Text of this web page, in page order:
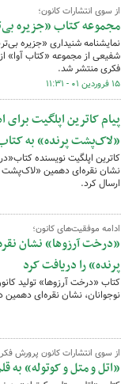
از سوی انتشارات کانون؛
مجموعه کتاب «جزیره
نمایشنامه شنیداری «جزیره
شفیعی از مجموعه‌ «کتاب ‌آوا»
فکری منتشر شد.
۱۵ فروردین ۰۱ - ۱۱:۳۱
پیام کاترین اپلگیت
«لاک‌پشت پرنده» به
کاترین اپلگیت نویسنده
نشان نقره‌ای دهمین «لاک‌پشت
ارسال کرد.
ادامه موفقیت‌های کانون؛
«درخت آرزوها» نشان
پرنده» را دریافت کرد
کتاب «درخت آرزوها» تولید
نوجوانان، نشان نقره‌ای دهمین
از سوی انتشارات کانون پرورش
«اتل و متل و کوتوله» به